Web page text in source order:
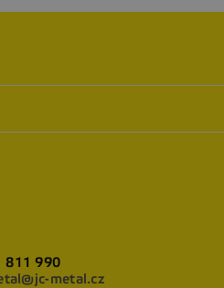
811 990
metal.cz